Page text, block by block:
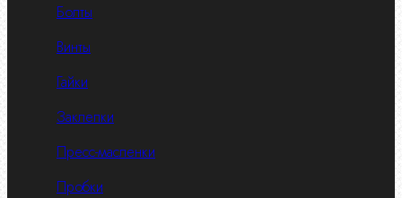
Болты
Винты
Гайки
Заклепки
Пресс-масленки
Пробки